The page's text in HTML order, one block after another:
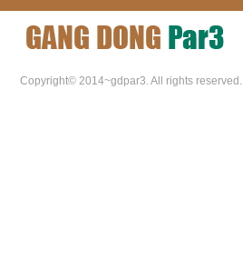
Copyright© 2014~gdpar3. All rights reserved.